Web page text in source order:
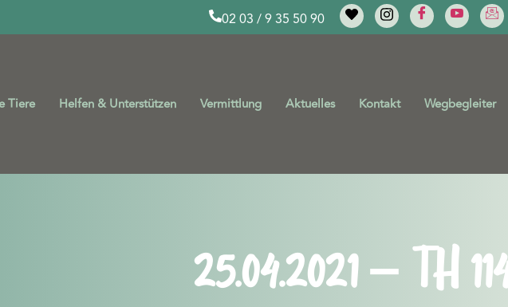
02 03 / 9 35 50 90
Tiere Helfen & Unterstützen Vermittlung Aktuelles Kontakt Wegbegleiter
25.04.2021 – TH